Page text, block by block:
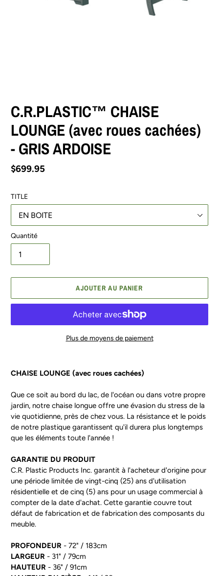
C.R.PLASTIC™ CHAISE
LOUNGE (avec roues cachées)
- GRIS ARDOISE
Prix
$699.95
TITLE
Quantité
AJOUTER AU PANIER
Plus de moyens de paiement
d'un
à
votre
panier
CHAISE LOUNGE (avec roues cachées)
Que ce soit au bord du lac, de l'océan ou dans votre propre
jardin, notre chaise longue offre une évasion du stress de la
vie quotidienne, près de chez vous. La résistance et le poids
de notre plastique garantissent qu'il durera plus longtemps
que les éléments toute l'année !
GARANTIE DU PRODUIT
C.R. Plastic Products Inc. garantit à l'acheteur d'origine pour
une période limitée de vingt-cinq (25) ans d'utilisation
résidentielle et de cinq (5) ans pour un usage commercial à
compter de la date d'achat. Cette garantie couvre tout
défaut de fabrication et de fabrication des composants du
meuble.
PROFONDEUR - 72" / 183cm
LARGEUR - 31" / 79cm
HAUTEUR - 36" / 91cm